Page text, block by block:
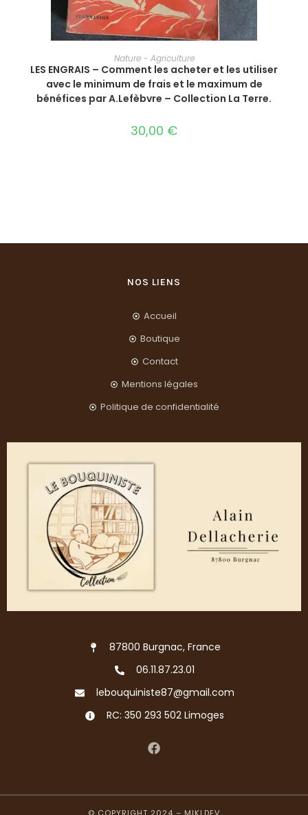
AJOUTER AU PANIER
Nature - Agriculture
LES ENGRAIS – Comment les acheter et les utiliser
avec le minimum de frais et le maximum de
bénéfices par A.Lefèbvre‎ – Collection La Terre.‎
30,00 €
NOS LIENS
Accueil
Boutique
Contact
Mentions légales
Politique de confidentialité
87800 Burgnac, France
06.11.87.23.01
lebouquiniste87@gmail.com
RC: 350 293 502 Limoges
© COPYRIGHT 2024 – MIKLDEV